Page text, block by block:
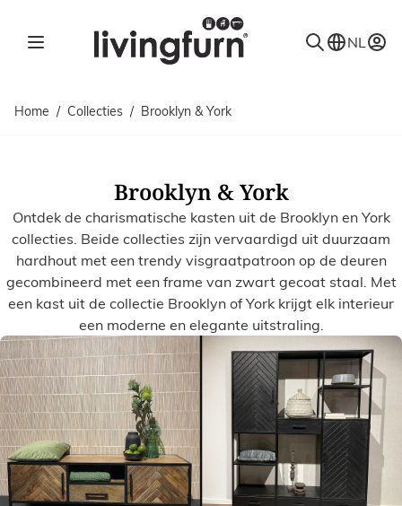
NL
Home / Collecties / Brooklyn & York
Brooklyn & York
Ontdek de charismatische kasten uit de Brooklyn en York
collecties. Beide collecties zijn vervaardigd uit duurzaam
hardhout met een trendy visgraatpatroon op de deuren
gecombineerd met een frame van zwart gecoat staal. Met
een kast uit de collectie Brooklyn of York krijgt elk interieur
een moderne en elegante uitstraling.